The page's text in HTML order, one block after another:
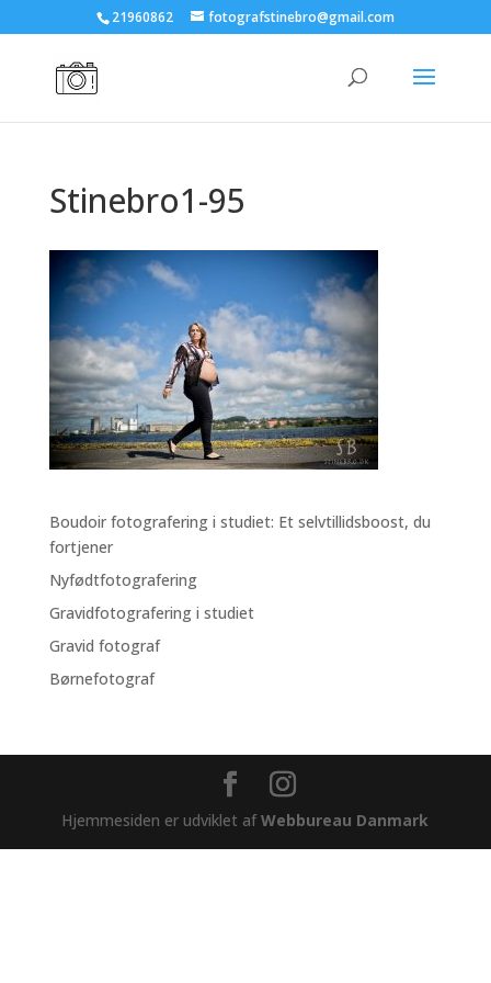
21960862 fotografstinebro@gmail.com
Stinebro1-95
Boudoir fotografering i studiet: Et selvtillidsboost, du
fortjener
Nyfødtfotografering
Gravidfotografering i studiet
Gravid fotograf
Børnefotograf
Hjemmesiden er udviklet afWebbureau Danmark